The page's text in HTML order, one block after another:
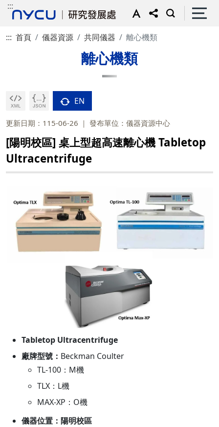
:::
::: 首頁 儀器資源 共同儀器 離心機類
離心機類
EN
更新日期：115-06-26 發布單位：儀器資源中心
[陽明校區] 桌上型超高速離心機 Tabletop
Ultracentrifuge
Tabletop Ultracentrifuge
廠牌型號： Beckman Coulter
TL-100：M機
TLX：L機
MAX-XP：O機
儀器位置：陽明校區